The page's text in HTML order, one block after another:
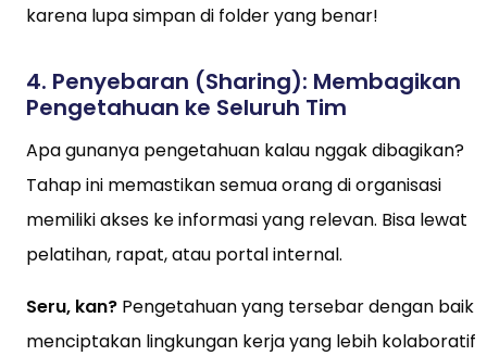
karena lupa simpan di folder yang benar!
4. Penyebaran (Sharing): Membagikan
Pengetahuan ke Seluruh Tim
Apa gunanya pengetahuan kalau nggak dibagikan?
Tahap ini memastikan semua orang di organisasi
memiliki akses ke informasi yang relevan. Bisa lewat
pelatihan, rapat, atau portal internal.
Seru, kan? Pengetahuan yang tersebar dengan baik
menciptakan lingkungan kerja yang lebih kolaboratif